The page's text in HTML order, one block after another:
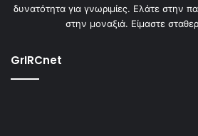
δυνατότητα για γνωριμίες. Ελάτε στην
στην μοναξιά. Είμαστε
GrIRCnet